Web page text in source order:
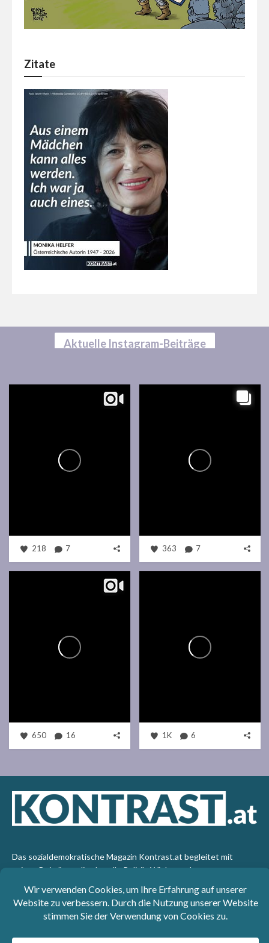
Zitate
Aktuelle Instagram-Beiträge
218 7 363 7
650 16 1K 6
Das sozialdemokratische Magazin Kontrast.at begleitet mit
seinen Beiträgen die aktuelle Politik. Wir betrachten
emanzipatorischen Standpunkt aus. Kontrast wirft den Blick der
sozialen Gerechtigkeit auf die Welt.